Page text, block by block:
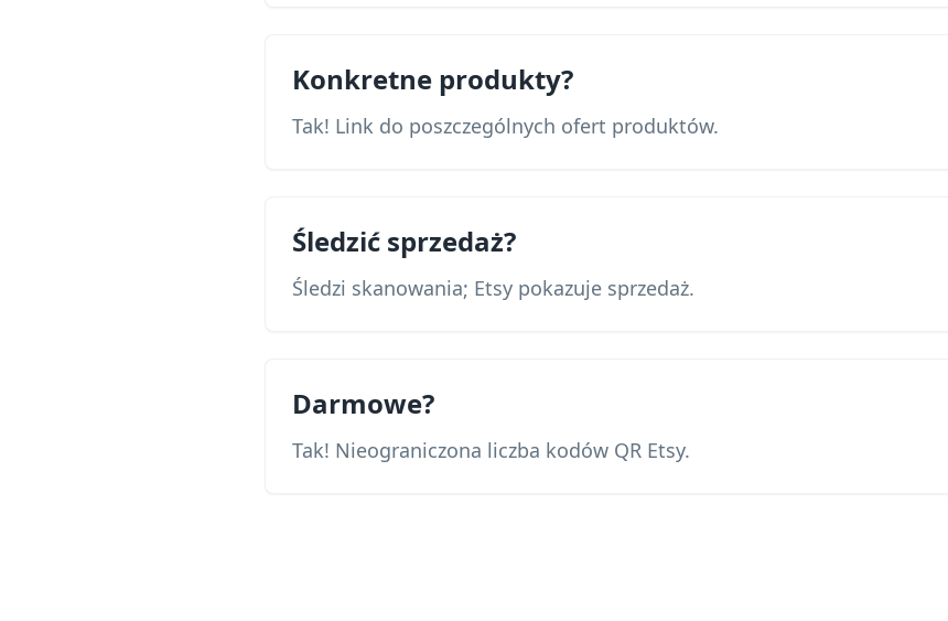
Konkretne produkty?
Tak! Link do poszczególnych ofert produktów.
Śledzić sprzedaż?
Śledzi skanowania; Etsy pokazuje sprzedaż.
Darmowe?
Tak! Nieograniczona liczba kodów QR Etsy.